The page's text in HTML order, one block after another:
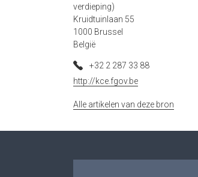
verdieping)
Kruidtuinlaan 55
1000 Brussel
België
+32 2 287 33 88
http://kce.fgov.be
Alle artikelen van deze bron